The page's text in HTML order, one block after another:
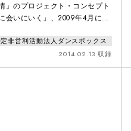
』のプロジェクト・コンセプト
会いにいく」、2009年4月に始
イベントを盛り込みながら、リ
ます。2013年に5年目を迎え、
現代美術作家らが「新長田で
非営利活動法人ダンスボックス
2014.02.13 収録